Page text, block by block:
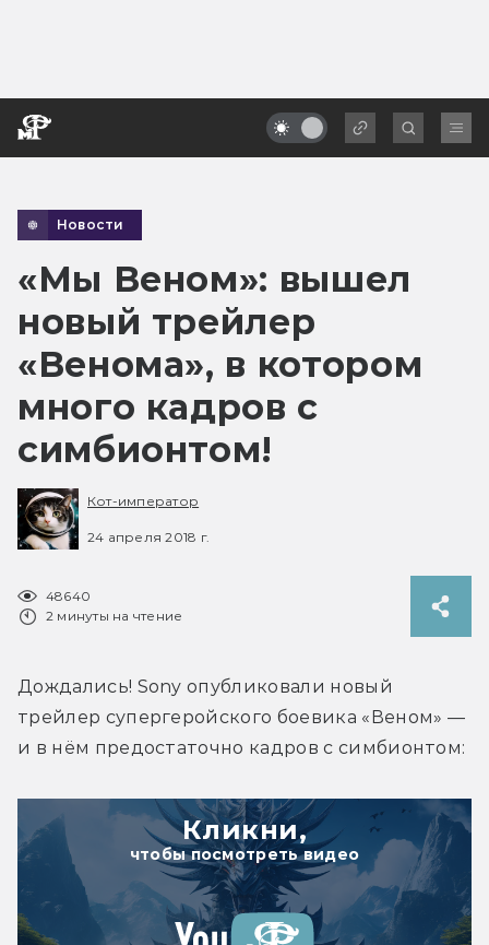
Новости
«Мы Веном»: вышел
новый трейлер
«Венома», в котором
много кадров с
симбионтом!
Кот-император
24 апреля 2018 г.
48640
2 минуты на чтение
Дождались! Sony опубликовали новый
трейлер супергеройского боевика «Веном» —
и в нём предостаточно кадров с симбионтом:
Кликни,
чтобы посмотреть видео